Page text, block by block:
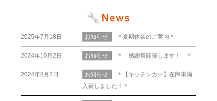
2025年7月18日 お知らせ ＊夏期休業のご案内＊
2024年10月2日 お知らせ ＊ 感謝祭開催します！ ＊
2024年8月2日 お知らせ
＊【キッチンカー】在庫車両
入荷しました！＊